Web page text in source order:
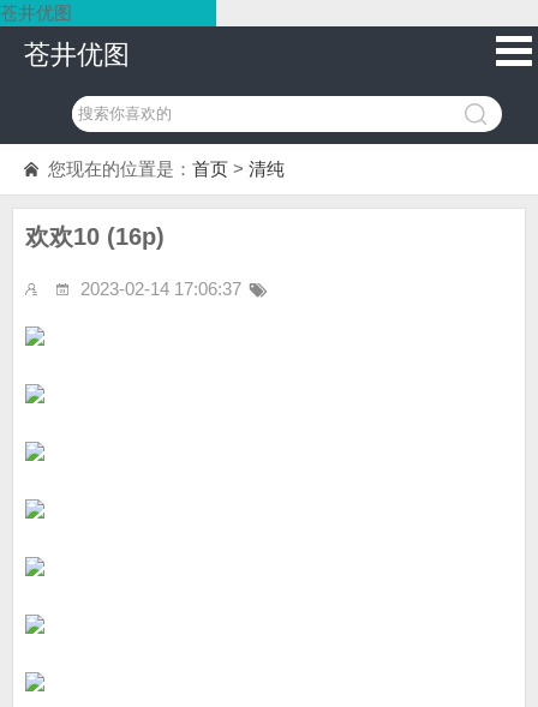
苍井优图
苍井优图
您现在的位置是： 首页 > 清纯
欢欢10 (16p)
2023-02-14 17:06:37